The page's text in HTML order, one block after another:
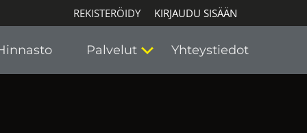
REKISTERÖIDY KIRJAUDU SISÄÄN
Palvelut Yhteystiedot